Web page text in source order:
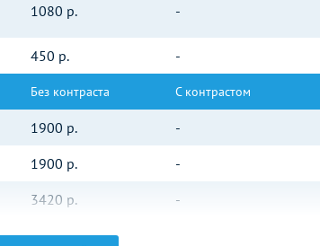
1080 р. -
450 р. -
Без контраста С контрастом
1900 р.
-
1900 р.
-
3420 р. -